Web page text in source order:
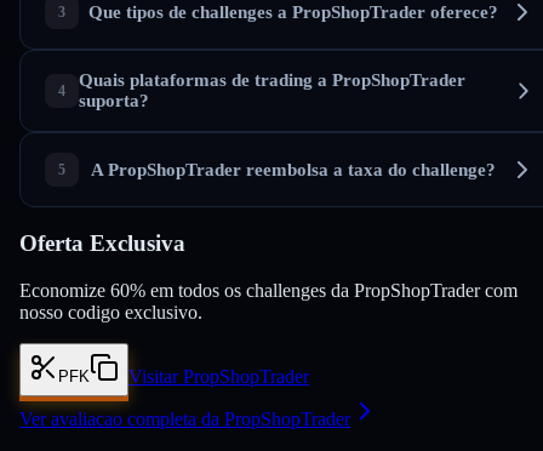
Que tipos de challenges a PropShopTrader oferece?
Quais plataformas de trading a PropShopTrader
suporta?
A PropShopTrader reembolsa a taxa do challenge?
Oferta Exclusiva
Economize 60% em todos os challenges da PropShopTrader com
nosso codigo exclusivo.
PFK Visitar PropShopTrader
Ver avaliacao completa da PropShopTrader